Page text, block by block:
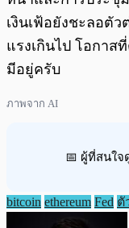
เงินเฟ้อยังชะลอตั
แรงเกินไป โอกาส
มีอยู่ครับ
ภาพจาก AI
📅 ผู้ที่สนใจ
bitcoin ethereum Fed ตั